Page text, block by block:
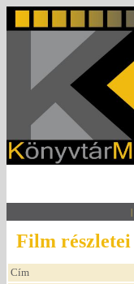
|
Film részletei
Cím